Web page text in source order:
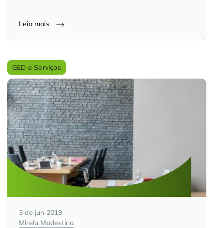
Leia mais
GED e Serviços
3 de jun 2019
Mirela Modestina